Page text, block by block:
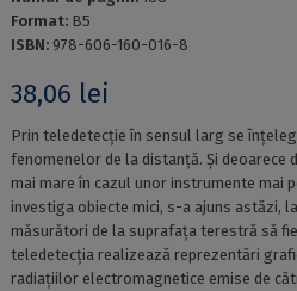
Format: B5
ISBN: 978-606-160-016-8
38,06 lei
Prin teledetecție în sensul larg se
fenomenelor de la distanță. Și deoarece
mai mare în cazul unor instrumente mai
investiga obiecte mici, s-a ajuns astăzi,
măsurători de la suprafața terestră să
teledetecția realizează reprezentări
radiațiilor electromagnetice emise de